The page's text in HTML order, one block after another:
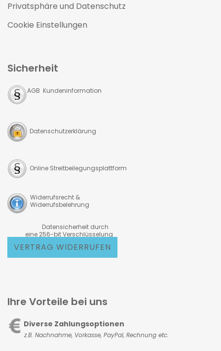
Privatsphäre und Datenschutz
Cookie Einstellungen
Sicherheit
AGB Kundeninformation
Datenschutzerklärung
Online Streitbeilegungsplattform
Widerrufsrecht &
Widerrufsbelehrung
Datensicherheit durch
eine 256-bit Verschlüsselung
VERTRAG WIDERRUFEN
Ihre Vorteile bei uns
Diverse Zahlungsoptionen
z.B. Nachnahme, Vorkasse, PayPal, Rechnung etc.